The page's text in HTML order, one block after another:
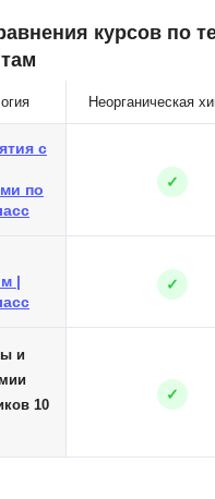
курсов по
Неорганическая
с
по
✓
|
✓
и
10
✓